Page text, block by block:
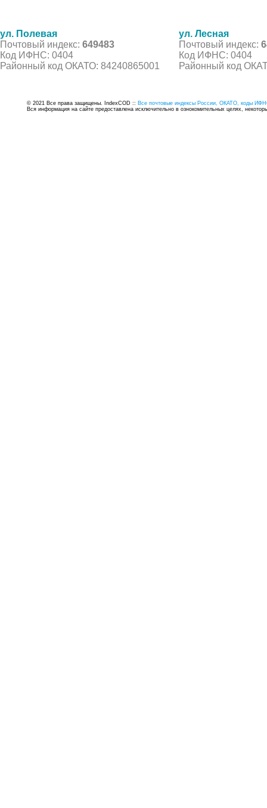
ул. Полевая
Почтовый индекс: 649483
Код ИФНС: 0404
Районный код ОКАТО: 84240865001
ул. Лесная
Почтовый индекс:
Код ИФНС: 0404
Районный код
© 2021 Все права защищены. IndexCOD :: Все почтовые индексы России, ОКАТО, коды
Вся информация на сайте предоставлена исключительно в ознокомительных целях,